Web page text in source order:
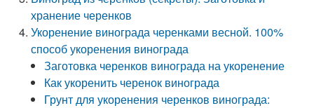
хранение черенков
Укоренение винограда черенками весной. 100%
способ укоренения винограда
Заготовка черенков винограда на укоренение
Как укоренить черенок винограда
Грунт для укоренения черенков винограда: